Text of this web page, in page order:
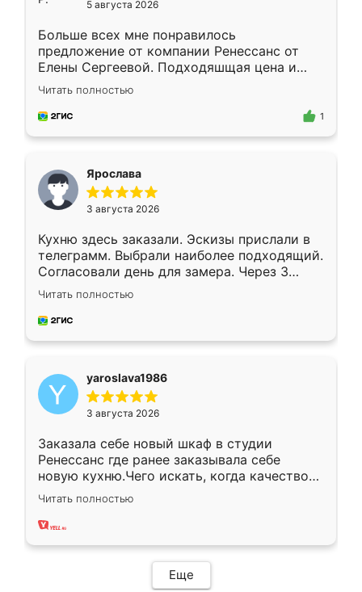
5 августа 2026
Больше всех мне понравилось
предложение от компании Ренессанс от
Елены Сергеевой. Подходяшщая цена и
короткие сроки изготовления. Приехавший
для замера сотрудник Владислав
предложил по моему эскизу самый
Читать полностью
1
Ярослава
3 августа 2026
Кухню здесь заказали. Эскизы прислали в
телеграмм. Выбрали наиболее подходящий.
Согласовали день для замера. Через 3
недели кухня была уже готова. Остались
довольны работой. Спасибо Ренессанс
мебель за качественную работу!
Читать полностью
yaroslava1986
3 августа 2026
Заказала себе новый шкаф в студии
Ренессанс где ранее заказывала себе
новую кухню.Чего искать, когда качеством
вполне довольна. Служит кухня уже почти
два года, нареканий нет.
Читать полностью
Еще